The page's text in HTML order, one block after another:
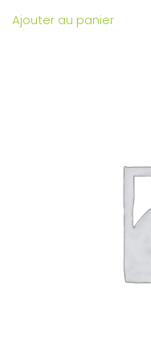
Ajouter au panier